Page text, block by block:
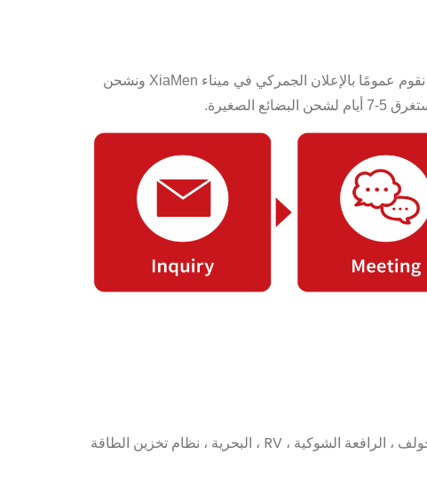
يتم إنتاج البطارية حسب طلب العميل ويجب عزلها قبل التعبئة. يتم وضع كل بطارية في علبة نفطة مصنوعة خصيصًا. نقوم عمومًا بالإعلان الجمركي في ميناء XiaMen ونشحن
المصنع / المصنع العرض المباشر لبطاريات LiFePO4 ذات الدورة العميقة القابلة لإعادة الشحن لبدء تشغيل السيارات ، عربة الجولف ، الرافعة الشوكية ، RV ، البحرية ، نظام تخزين الطاقة